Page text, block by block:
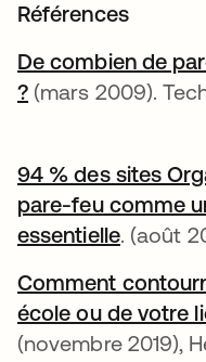
Références
De combien de
? (mars 2009).
94 % des sites
pare-feu comme
essentielle. (août
Comment
école ou de votre
(novembre 2019),